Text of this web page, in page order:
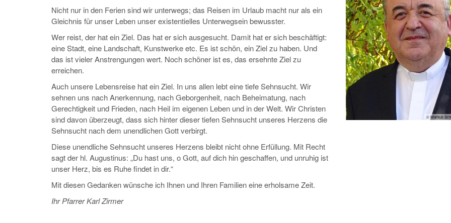
© Markus
Nicht nur in den Ferien sind wir unterwegs; das Reisen im Urlaub macht nur als ein
Gleichnis für unser Leben unser existentielles Unterwegsein bewusster.
Wer reist, der hat ein Ziel. Das hat er sich ausgesucht. Damit hat er sich beschäftigt:
eine Stadt, eine Landschaft, Kunstwerke etc. Es ist schön, ein Ziel zu haben. Und
das ist vieler Anstrengungen wert. Noch schöner ist es, das ersehnte Ziel zu
erreichen.
Auch unsere Lebensreise hat ein Ziel. In uns allen lebt eine tiefe Sehnsucht. Wir
sehnen uns nach Anerkennung, nach Geborgenheit, nach Beheimatung, nach
Gerechtigkeit und Frieden, nach Heil im eigenen Leben und in der Welt. Wir Christen
sind davon überzeugt, dass sich hinter dieser tiefen Sehnsucht unseres Herzens die
Sehnsucht nach dem unendlichen Gott verbirgt.
Diese unendliche Sehnsucht unseres Herzens bleibt nicht ohne Erfüllung. Mit Recht
sagt der hl. Augustinus: „Du hast uns, o Gott, auf dich hin geschaffen, und unruhig ist
unser Herz, bis es Ruhe findet in dir.“
Mit diesen Gedanken wünsche ich Ihnen und Ihren Familien eine erholsame Zeit.
Ihr Pfarrer Karl Zirmer